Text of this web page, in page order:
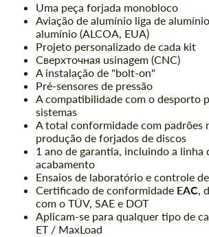
Uma peça forjada monobloco
Aviação de alumínio liga de
alumínio (ALCOA, EUA)
Projeto personalizado de cada kit
Сверхточная usinagem (CNC)
A instalação de "bolt-on"
Pré-sensores de pressão
A compatibilidade com o desporto
sistemas
A total conformidade com padrões
produção de forjados de discos
1 ano de garantia, incluindo a linha
acabamento
Ensaios de laboratório e controle
Certificado de conformidade ЕАС,
com o TÜV, SAE e DOT
Aplicam-se para qualquer tipo de
ET / MaxLoad